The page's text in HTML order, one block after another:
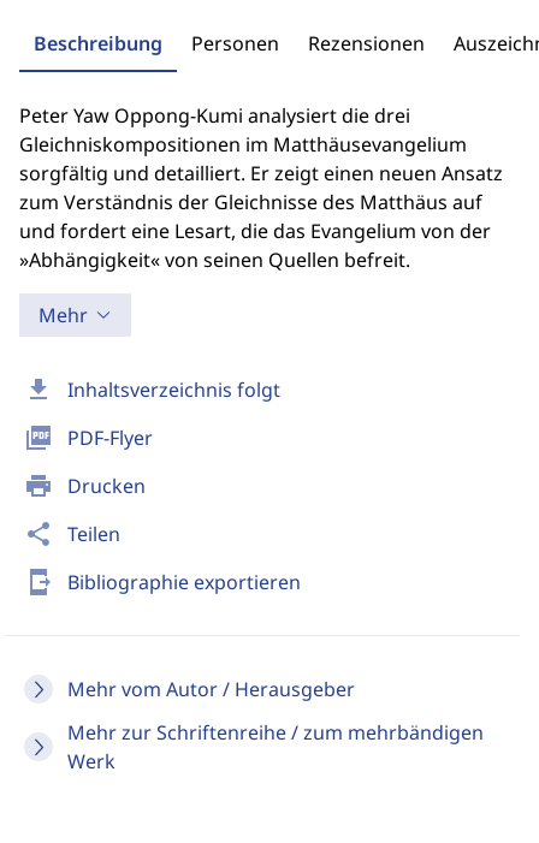
download Inhaltsverzeichnis folgt
picture_as_pdf PDF-Flyer
print Drucken
share Teilen
send_to_mobile Bibliographie exportieren
Mehr vom Autor / Herausgeber
Mehr zur Schriftenreihe / zum mehrbändigen
Werk
Beschreibung Personen Rezensionen
Peter Yaw Oppong-Kumi analysiert die drei
Gleichniskompositionen im Matthäusevangelium
sorgfältig und detailliert. Er zeigt einen neuen Ansatz
zum Verständnis der Gleichnisse des Matthäus auf
und fordert eine Lesart, die das Evangelium von der
»Abhängigkeit« von seinen Quellen befreit.
Mehr